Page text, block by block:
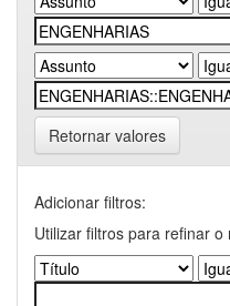
Retornar valores
Adicionar filtros:
Utilizar filtros para refinar